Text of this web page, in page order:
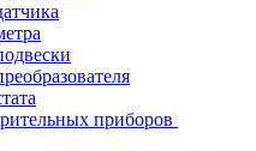
приборов